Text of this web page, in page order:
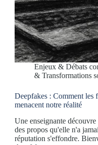
Enjeux & Débats
& Transformations
Deepfakes : Comment les
menacent notre réalité
Une enseignante
des propos qu'elle n'a
réputation s'effondre.